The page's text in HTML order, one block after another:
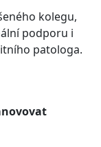
kolegu,
podporu i
patologa.